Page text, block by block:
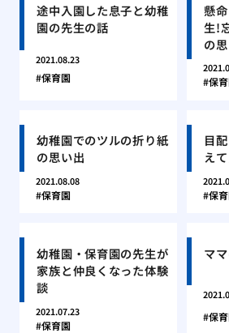
途中入園した息子と幼稚
園の先生の話
2021.08.23
保育園
懸
生!
の
保
幼稚園でのツルの折り紙
の思い出
2021.08.08
保育園
目
え
保
幼稚園・保育園の先生が
家族と仲良くなった体験
談
2021.07.23
保育園
マ
保